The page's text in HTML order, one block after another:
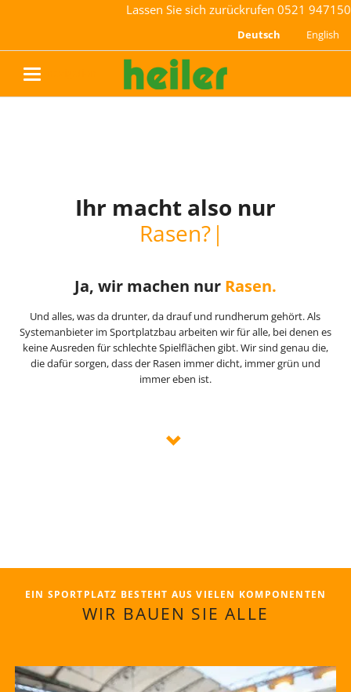
Lassen Sie sich zurückrufen 0521 947150
Deutsch English
Ihr macht also nur
Ihr macht also nur
Rasen?
Rasen?
Ja, wir machen nur Rasen.
Und alles, was da drunter, da drauf und rundherum gehört. Als
Systemanbieter im Sportplatzbau arbeiten wir für alle, bei denen es
keine Ausreden für schlechte Spielflächen gibt. Wir sind genau die,
die dafür sorgen, dass der Rasen immer dicht, immer grün und
immer eben ist.
EIN SPORTPLATZ BESTEHT AUS VIELEN KOMPONENTEN
WIR BAUEN SIE ALLE